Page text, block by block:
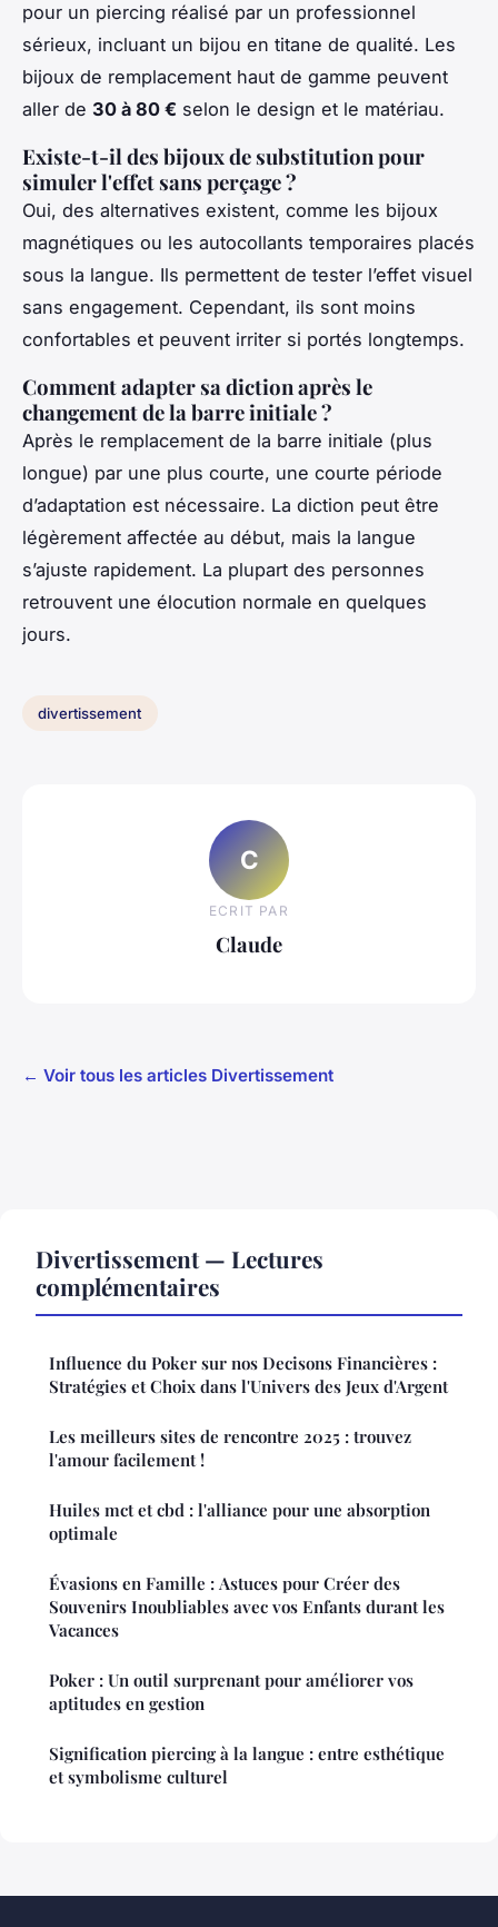
pour un piercing réalisé par un professionnel
sérieux, incluant un bijou en titane de qualité. Les
bijoux de remplacement haut de gamme peuvent
aller de 30 à 80 € selon le design et le matériau.
Existe-t-il des bijoux de substitution pour
simuler l'effet sans perçage ?
Oui, des alternatives existent, comme les bijoux
magnétiques ou les autocollants temporaires placés
sous la langue. Ils permettent de tester l’effet visuel
sans engagement. Cependant, ils sont moins
confortables et peuvent irriter si portés longtemps.
Comment adapter sa diction après le
changement de la barre initiale ?
Après le remplacement de la barre initiale (plus
longue) par une plus courte, une courte période
d’adaptation est nécessaire. La diction peut être
légèrement affectée au début, mais la langue
s’ajuste rapidement. La plupart des personnes
retrouvent une élocution normale en quelques
jours.
divertissement
C
ECRIT PAR
Claude
← Voir tous les articles Divertissement
Divertissement — Lectures
complémentaires
Influence du Poker sur nos Decisons Financières :
Stratégies et Choix dans l'Univers des Jeux d'Argent
Les meilleurs sites de rencontre 2025 : trouvez
l'amour facilement !
Huiles mct et cbd : l'alliance pour une absorption
optimale
Évasions en Famille : Astuces pour Créer des
Souvenirs Inoubliables avec vos Enfants durant les
Vacances
Poker : Un outil surprenant pour améliorer vos
aptitudes en gestion
Signification piercing à la langue : entre esthétique
et symbolisme culturel